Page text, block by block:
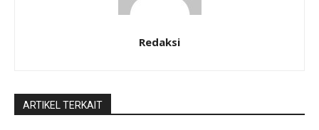
Redaksi
ARTIKEL TERKAIT